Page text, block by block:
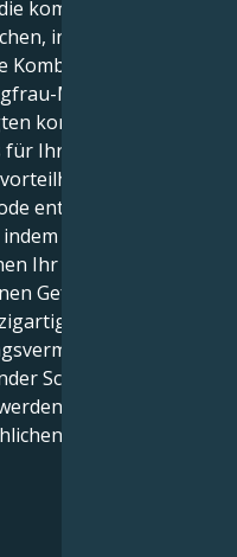
komplizierte
in der Sie sich
Kombination auch
Mond verschafft
konzeptionellen
Ihre starke
ist. Sie
entdecken, um
Sie Ihre große
Ihr Wissen nutzen,
Gefühle zu
Mischung
haben Sie
Schriftsteller,
der in der Lage
Natur zu